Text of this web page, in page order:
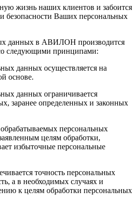
жизнь наших клиентов и забоится
безопасности Ваших персональных
данных в АВИЛОН производится
следующими принципами:
данных осуществляется на
основе.
данных ограничивается
заранее определенных и законных
персональных
целям обработки,
избыточные персональные
точность персональных
а в необходимых случаях и
к целям обработки персональных